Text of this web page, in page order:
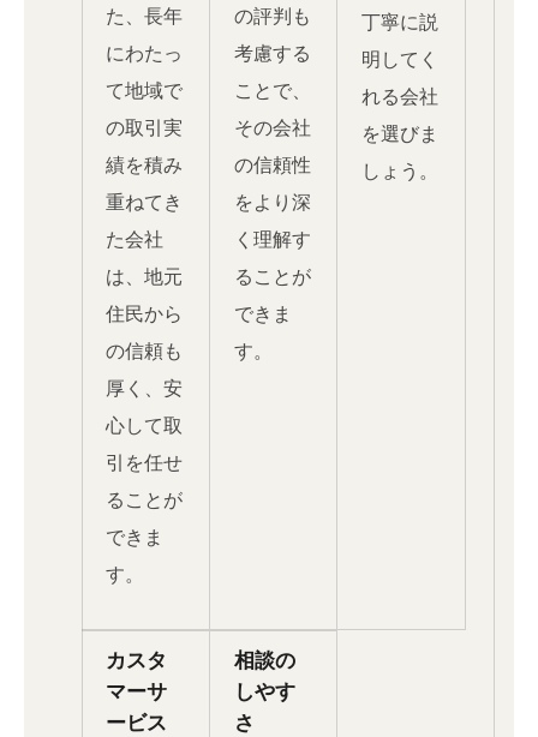
た、長年
にわたっ
て地域で
の取引実
績を積み
重ねてき
た会社
は、地元
住民から
の信頼も
厚く、安
心して取
引を任せ
ることが
できま
す。
の評判も
考慮する
ことで、
その会社
の信頼性
をより深
く理解す
ることが
できま
す。
丁寧に説
明してく
れる会社
を選びま
しょう。
カスタ
マーサ
ービス
相談の
しやす
さ